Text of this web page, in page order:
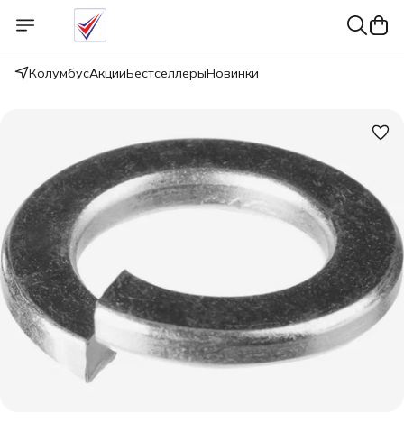
КолумбусАкцииБестселлерыНовинки